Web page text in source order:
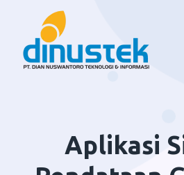
Aplikasi